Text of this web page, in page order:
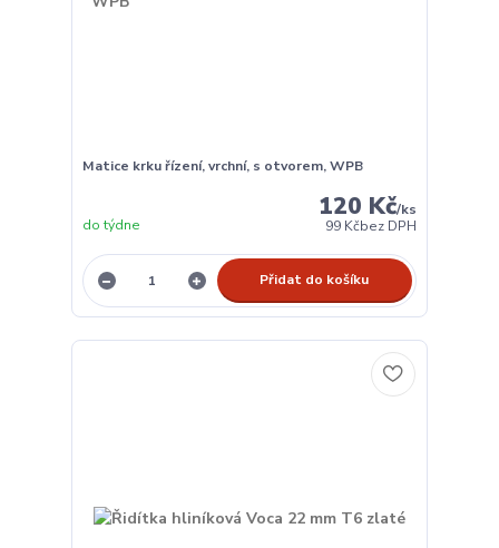
Matice krku řízení, vrchní, s otvorem, WPB
120 Kč/ks
99 Kčbez DPH
do týdne
Přidat do košíku